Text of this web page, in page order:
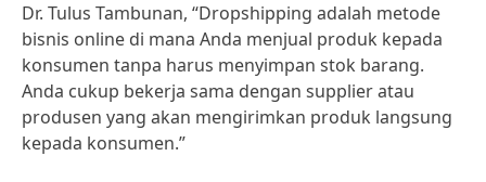
Dr. Tulus Tambunan, “Dropshipping adalah metode
bisnis online di mana Anda menjual produk kepada
konsumen tanpa harus menyimpan stok barang.
Anda cukup bekerja sama dengan supplier atau
produsen yang akan mengirimkan produk langsung
kepada konsumen.”